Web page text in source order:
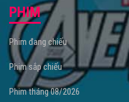
PHIM
Phim đang chiếu
Phim sắp chiếu
Phim tháng 08/2026